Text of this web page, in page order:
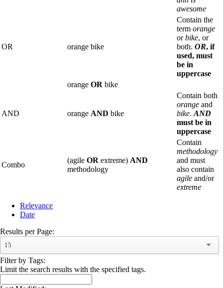
awesome
OR orange bike
Contain the
term orange
orbike, or
both. OR, if
used, must
be in
uppercase
orange OR bike
AND orange AND bike
Contain both
orange and
bike. AND
must be in
uppercase
Combo
(agile OR extreme) AND
methodology
Contain
methodology
and must
also contain
agile and/or
extreme
Relevance
Date
Results per Page:
15
Filter by Tags:
Limit the search results with the specified tags.